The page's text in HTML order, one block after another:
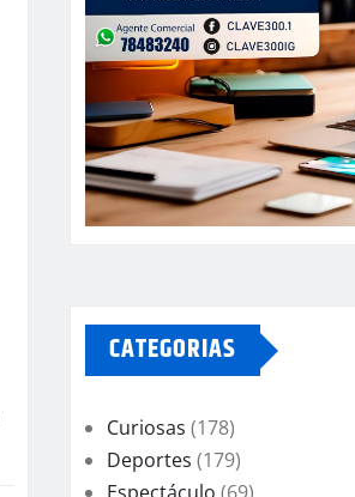
CATEGORIAS
Curiosas (178)
Deportes (179)